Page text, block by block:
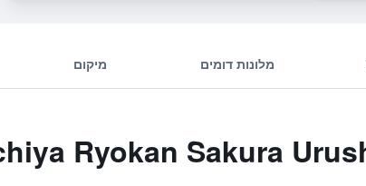
מלונות דומים מיקום